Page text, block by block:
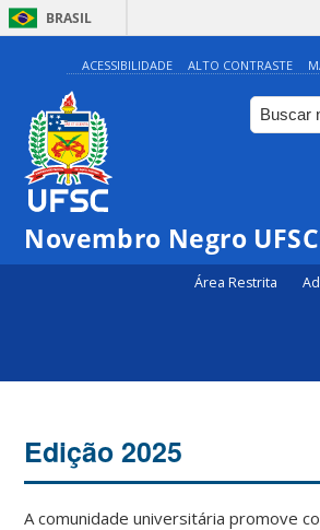
BRASIL
ACESSIBILIDADE ALTO CONTRASTE
Novembro Negro UFSC
Área Restrita
Edição 2025
A comunidade universitária promove